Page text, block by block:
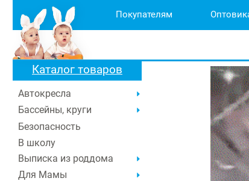
Покупателям
Каталог товаров
Автокресла
Бассейны, круги
Безопасность
В школу
Выписка из роддома
Для Мамы